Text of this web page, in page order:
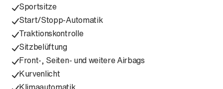
Sportsitze
Start/Stopp-Automatik
Traktionskontrolle
Sitzbelüftung
Front-, Seiten- und weitere Airbags
Kurvenlicht